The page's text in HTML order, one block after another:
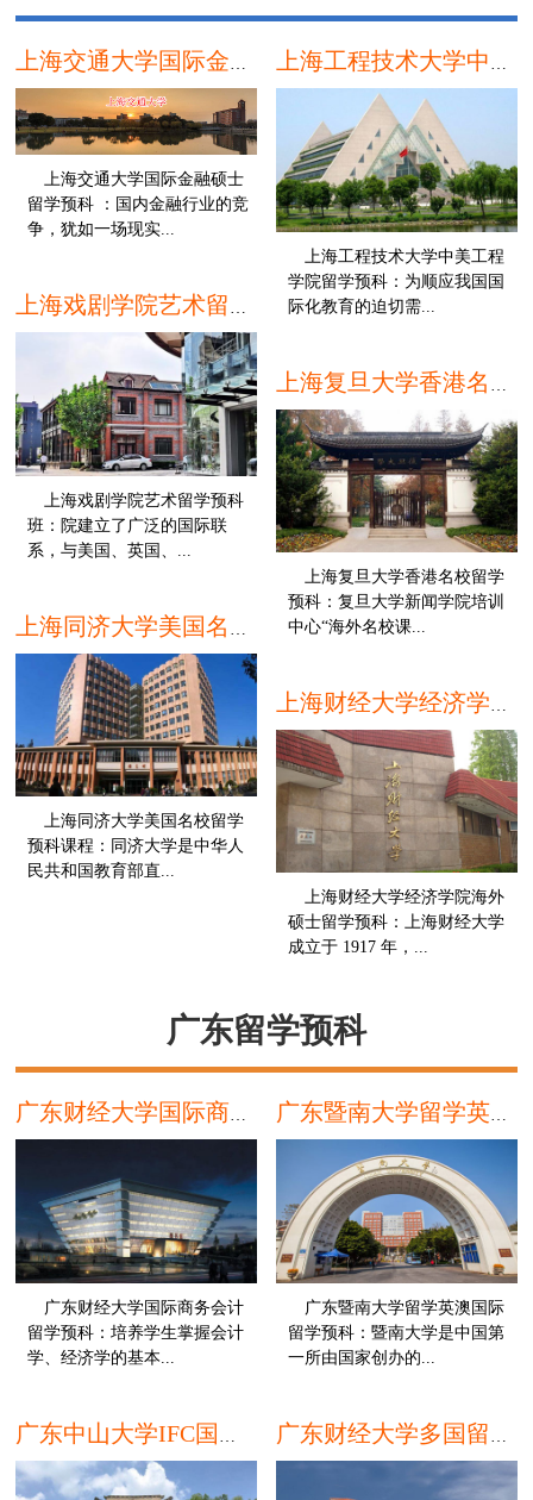
上海交通大学国际金融硕士留学预科
上海交通大学国际金融硕士
留学预科 ：国内金融行业的竞
争，犹如一场现实...
本科
上海工程技术大学中美工程学院留学预科
上海工程技术大学中美工程
学院留学预科：为顺应我国国
际化教育的迫切需...
上海戏剧学院艺术留学预科班
上海戏剧学院艺术留学预科
班：院建立了广泛的国际联
系，与美国、英国、...
本科
上海复旦大学香港名校留学
预科：复旦大学新闻学院培训
中心“海外名校课...
上海同济大学美国名校留学
预科课程：同济大学是中华人
民共和国教育部直...
本科
上海财经大学经济学院海外
硕士留学预科：上海财经大学
成立于 1917 年，...
广东留学预科
广东财经大学国际商务会计留学预科
广东财经大学国际商务会计
留学预科：培养学生掌握会计
学、经济学的基本...
广东暨南大学留学英澳国际留学预科
广东暨南大学留学英澳国际
留学预科：暨南大学是中国第
一所由国家创办的...